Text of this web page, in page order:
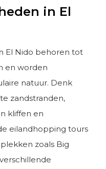
in El
El Nido behoren tot
en worden
natuur. Denk
zandstranden,
kliffen en
eilandhopping tours
zoals Big